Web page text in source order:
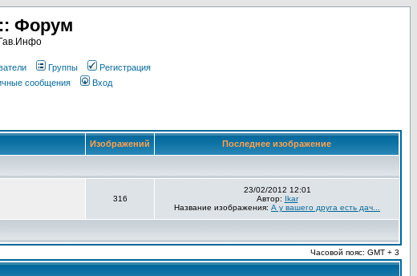
Форум
Группы
Регистрация
сообщения Вход
Изображений Последнее изображение
316
23/02/2012 12:01
Автор: Ikar
Название изображения: А у вашего друга есть дач...
Часовой пояс: GMT + 3